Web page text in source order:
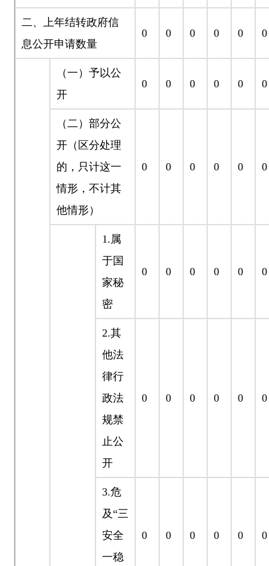
二、上年结转政府信
息公开申请数量
0 0 0 0 0 0
（一）予以公
开
0 0 0 0 0 0
（二）部分公
开 （区分处理
的，只计这一
情形，不计其
他情形）
0 0 0 0 0 0
1. 属
于国
家秘
密
0 0 0 0 0 0
2.其
他法
律行
政法
规禁
止公
开
0 0 0 0 0 0
3.危
及“三
安全
一稳
0 0 0 0 0 0